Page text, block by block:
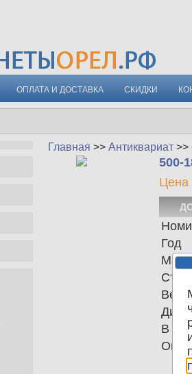
ОПЛАТА И ДОСТАВКА СКИДКИ
Главная >> Антиквариат >>
500-
Цена
Год
Вес
В